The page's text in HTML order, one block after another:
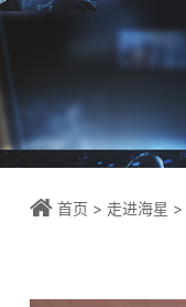
首页 > 走进海星 >